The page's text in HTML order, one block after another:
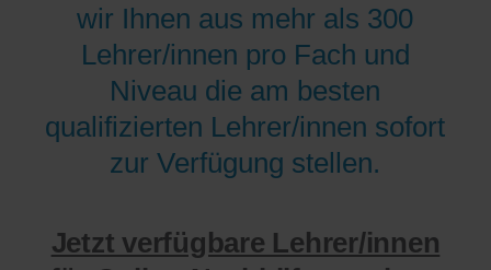
wir Ihnen aus mehr als 300
Lehrer/innen pro Fach und
Niveau die am besten
qualifizierten Lehrer/innen sofort
zur Verfügung stellen.
Jetzt verfügbare Lehrer/innen